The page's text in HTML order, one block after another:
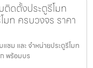
ดตั้งประตูรีโมท
มท ครบวงจร ราคา
ม และ จำหน่ายประตูรีโมท
พร้อมบร